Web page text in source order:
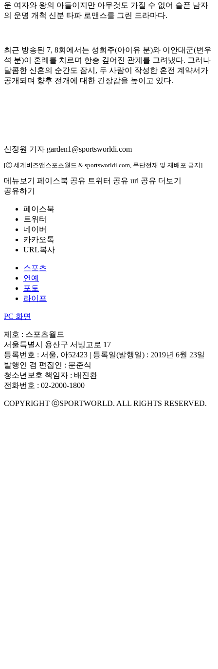
운 여자와 왕의 아들이지만 아무것도 가질 수 없어 슬픈 남자
의 운명 개척 신분 타파 로맨스를 그린 드라마다.
최근 방송된 7, 8회에서는 성희주(아이유 분)와 이안대군(변우
석 분)이 혼례를 치르며 한층 깊어진 관계를 그려냈다. 그러나
달콤한 신혼의 순간도 잠시, 두 사람이 작성한 혼전 계약서가
공개되며 향후 전개에 대한 긴장감을 높이고 있다.
신정원 기자 garden1@sportsworldi.com
[ⓒ 세계비즈앤스포츠월드 & sportsworldi.com, 무단전재 및 재배포 금지]
메뉴보기 페이스북 공유 트위터 공유 url 공유 더보기
공유하기
페이스북
트위터
네이버
카카오톡
URL복사
스포츠
연예
포토
라이프
PC 화면
제호 : 스포츠월드
서울특별시 용산구 서빙고로 17
등록번호 : 서울, 아52423 | 등록일(발행일) : 2019년 6월 23일
발행인 겸 편집인 : 문준식
청소년보호 책임자 : 배진환
전화번호 : 02-2000-1800
COPYRIGHT ⓒSPORTWORLD. ALL RIGHTS RESERVED.